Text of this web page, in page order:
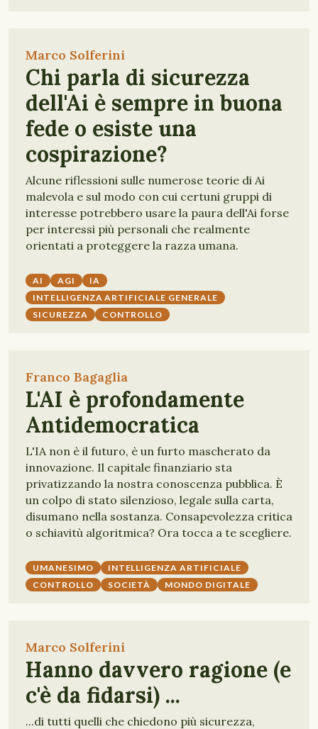
Marco Solferini
Chi parla di sicurezza
dell'Ai è sempre in buona
fede o esiste una
cospirazione?
Alcune riflessioni sulle numerose teorie di Ai
malevola e sul modo con cui certuni gruppi di
interesse potrebbero usare la paura dell'Ai forse
per interessi più personali che realmente
orientati a proteggere la razza umana.
AI AGI
IA
INTELLIGENZA ARTIFICIALE GENERALE
SICUREZZA
CONTROLLO
Franco Bagaglia
L'AI è profondamente
Antidemocratica
L'IA non è il futuro, è un furto mascherato da
innovazione. Il capitale finanziario sta
privatizzando la nostra conoscenza pubblica. È
un colpo di stato silenzioso, legale sulla carta,
disumano nella sostanza. Consapevolezza critica
o schiavitù algoritmica? Ora tocca a te scegliere.
UMANESIMO
INTELLIGENZA ARTIFICIALE
CONTROLLO
SOCIETÀ MONDO DIGITALE
Marco Solferini
Hanno davvero ragione (e
c'è da fidarsi) ...
...di tutti quelli che chiedono più sicurezza,